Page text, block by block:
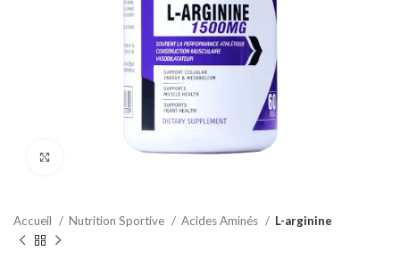
Accueil Nutrition Sportive Acides Aminés L-arginine